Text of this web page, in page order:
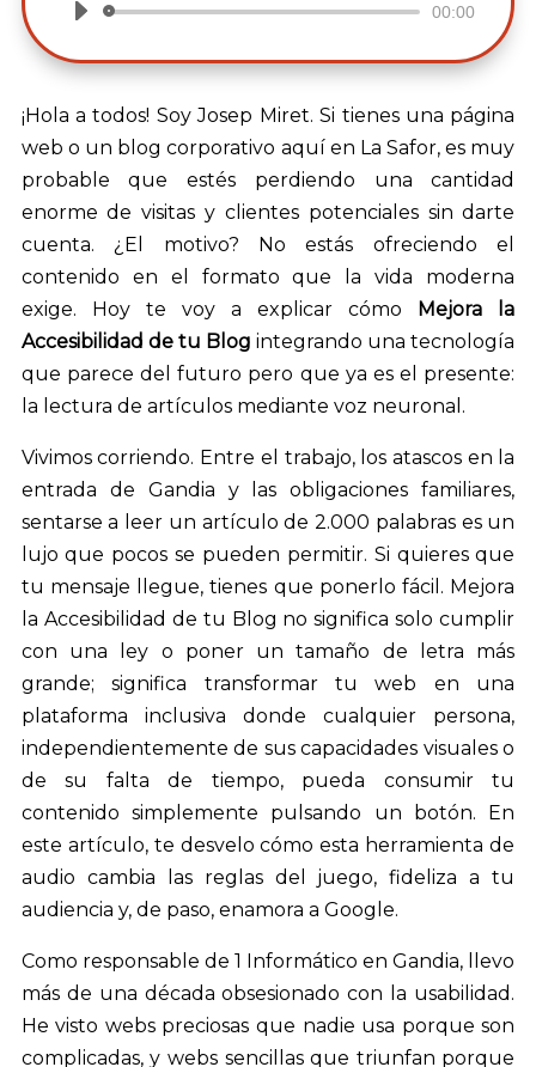
Reproductor
audio
00:00
¡Hola a todos! Soy Josep Miret. Si tienes una página
web o un blog corporativo aquí en La Safor, es muy
probable que estés perdiendo una cantidad
enorme de visitas y clientes potenciales sin darte
cuenta. ¿El motivo? No estás ofreciendo el
contenido en el formato que la vida moderna
exige. Hoy te voy a explicar cómo Mejora la
Accesibilidad de tu Blog integrando una tecnología
que parece del futuro pero que ya es el presente:
la lectura de artículos mediante voz neuronal.
Vivimos corriendo. Entre el trabajo, los atascos en la
entrada de Gandia y las obligaciones familiares,
sentarse a leer un artículo de 2.000 palabras es un
lujo que pocos se pueden permitir. Si quieres que
tu mensaje llegue, tienes que ponerlo fácil. Mejora
la Accesibilidad de tu Blog no significa solo cumplir
con una ley o poner un tamaño de letra más
grande; significa transformar tu web en una
plataforma inclusiva donde cualquier persona,
independientemente de sus capacidades visuales o
de su falta de tiempo, pueda consumir tu
contenido simplemente pulsando un botón. En
este artículo, te desvelo cómo esta herramienta de
audio cambia las reglas del juego, fideliza a tu
audiencia y, de paso, enamora a Google.
Como responsable de 1 Informático en Gandia, llevo
más de una década obsesionado con la usabilidad.
He visto webs preciosas que nadie usa porque son
complicadas, y webs sencillas que triunfan porque